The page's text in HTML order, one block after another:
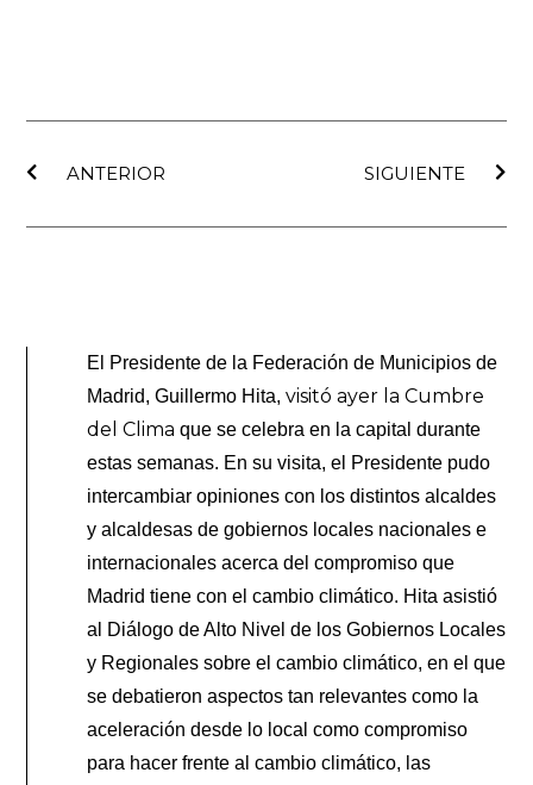
ANTERIOR
SIGUIENTE
El Presidente de la Federación de Municipios de
Madrid, Guillermo Hita,visitó ayer la Cumbre
del Clima que se celebra en la capital durante
estas semanas. En su visita, el Presidente pudo
intercambiar opiniones con los distintos alcaldes
y alcaldesas de gobiernos locales nacionales e
internacionales acerca del compromiso que
Madrid tiene con el cambio climático. Hita asistió
al Diálogo de Alto Nivel de los Gobiernos Locales
y Regionales sobre el cambio climático, en el que
se debatieron aspectos tan relevantes como la
aceleración desde lo local como compromiso
para hacer frente al cambio climático, las